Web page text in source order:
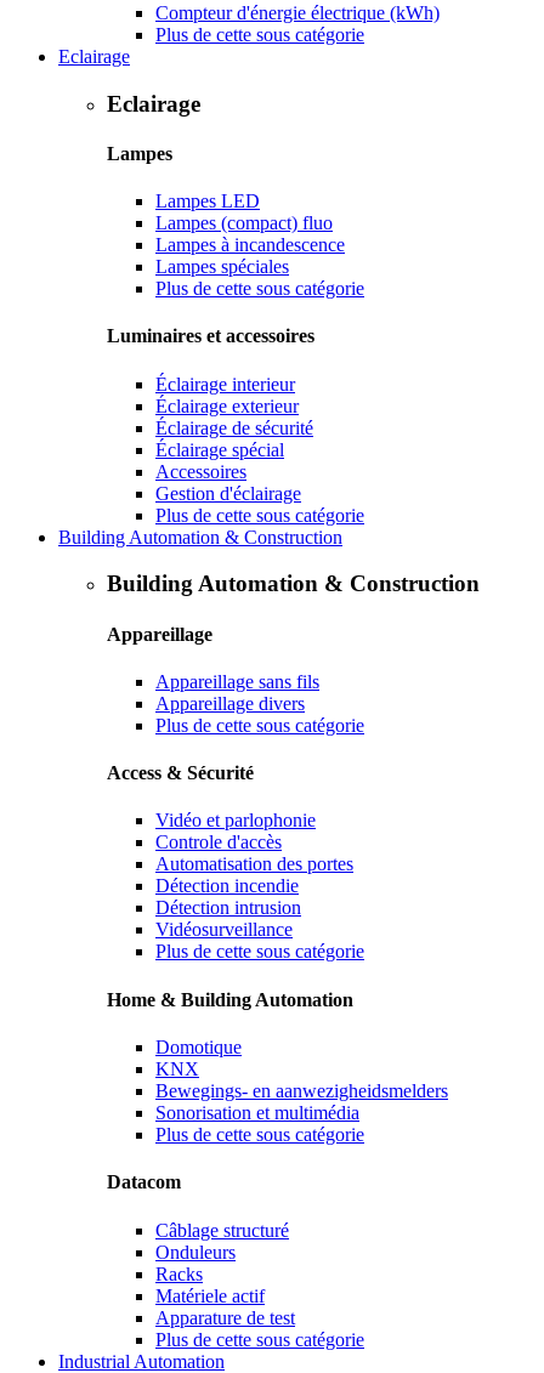
Compteur d'énergie électrique (kWh)
Plus de cette sous catégorie
Eclairage
Eclairage
Lampes
Lampes LED
Lampes (compact) fluo
Lampes à incandescence
Lampes spéciales
Plus de cette sous catégorie
Luminaires et accessoires
Éclairage interieur
Éclairage exterieur
Éclairage de sécurité
Éclairage spécial
Accessoires
Gestion d'éclairage
Plus de cette sous catégorie
Building Automation & Construction
Building Automation & Construction
Appareillage
Appareillage sans fils
Appareillage divers
Plus de cette sous catégorie
Access & Sécurité
Vidéo et parlophonie
Controle d'accès
Automatisation des portes
Détection incendie
Détection intrusion
Vidéosurveillance
Plus de cette sous catégorie
Home & Building Automation
Domotique
KNX
Bewegings- en aanwezigheidsmelders
Sonorisation et multimédia
Plus de cette sous catégorie
Datacom
Câblage structuré
Onduleurs
Racks
Matériele actif
Apparature de test
Plus de cette sous catégorie
Industrial Automation